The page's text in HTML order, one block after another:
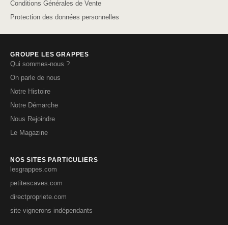
Conditions Générales de Vente
Protection des données personnelles
GROUPE LES GRAPPES
Qui sommes-nous ?
On parle de nous
Notre Histoire
Notre Démarche
Nous Rejoindre
Le Magazine
NOS SITES PARTICULIERS
lesgrappes.com
petitescaves.com
directpropriete.com
site vignerons indépendants